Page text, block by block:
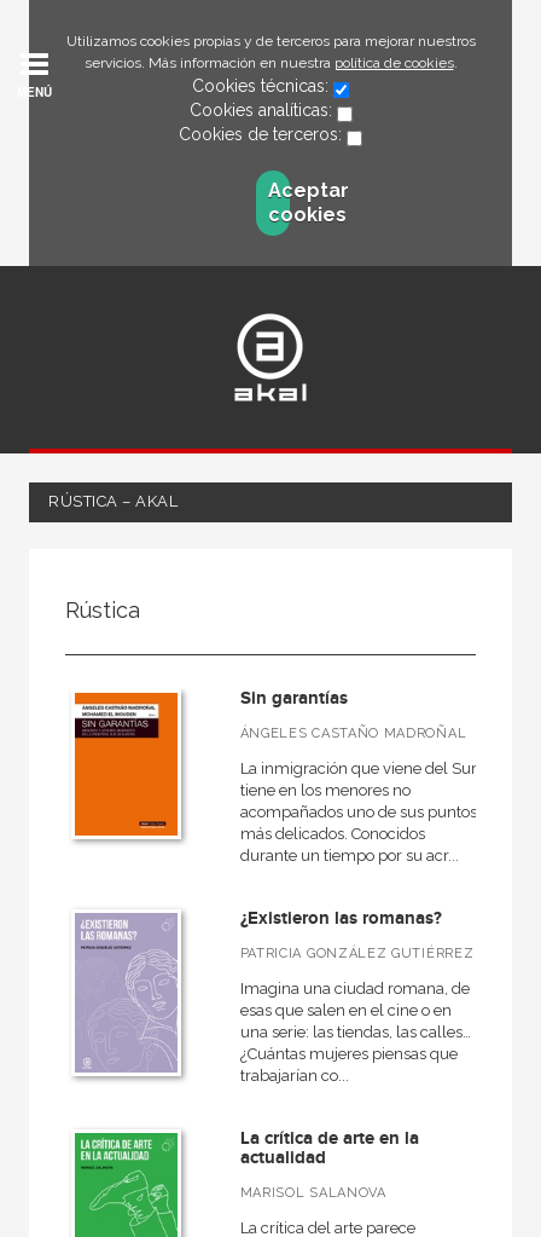
Utilizamos cookies propias y de terceros para mejorar nuestros
servicios. Más información en nuestra política de cookies.
Cookies técnicas:
Cookies analíticas:
Cookies de terceros:
Aceptar
cookies
MENÚ
RÚSTICA – AKAL
Ciencias humanas y sociales
MATERIAS
Comunicación
Geografía
Arquitectura
Religión
Bellas Artes
VER TODAS... (18)
Rústica
Sin garantías
ÁNGELES CASTAÑO MADROÑAL
La inmigración que viene del Sur
tiene en los menores no
acompañados uno de sus puntos
más delicados. Conocidos
durante un tiempo por su acr...
¿Existieron las romanas?
PATRICIA GONZÁLEZ GUTIÉRREZ
Imagina una ciudad romana, de
esas que salen en el cine o en
una serie: las tiendas, las calles…
¿Cuántas mujeres piensas que
trabajarían co...
La crítica de arte en la
actualidad
MARISOL SALANOVA
La crítica del arte parece